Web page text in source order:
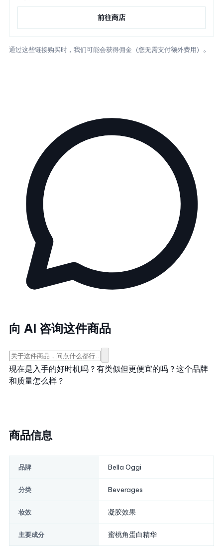
前往商店
通过这些链接购买时，我们可能会获得佣金（您无需支付额外费用）。
向 AI 咨询这件商品
现在是入手的好时机吗？ 有类似但更便宜的吗？ 这个品牌
和质量怎么样？
商品信息
品牌 Bella Oggi
分类 Beverages
妆效 凝胶效果
主要成分 蜜桃角蛋白精华